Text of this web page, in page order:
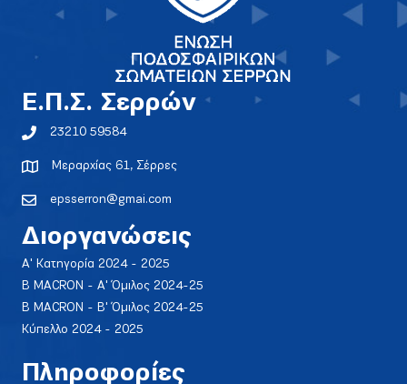
E.Π.Σ. Σερρών
23210 59584
Μεραρχίας 61, Σέρρες
epsserron@gmai.com
Διοργανώσεις
Α' Κατηγορία 2024 - 2025
Β MACRON - Α' Όμιλος 2024-25
Β MACRON - Β' Όμιλος 2024-25
Κύπελλο 2024 - 2025
Πληροφορίες